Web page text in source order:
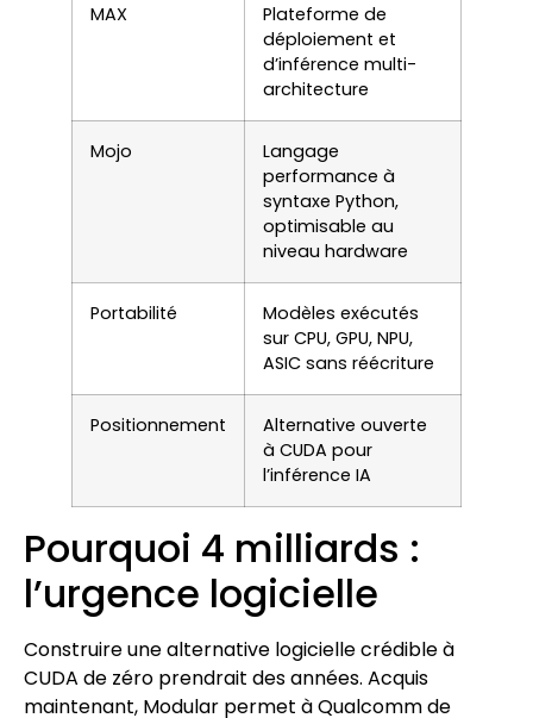
MAX
Plateforme de
déploiement et
d’inférence multi-
architecture
Mojo
Langage
performance à
syntaxe Python,
optimisable au
niveau hardware
Portabilité
Modèles exécutés
sur CPU, GPU, NPU,
ASIC sans réécriture
Positionnement
Alternative ouverte
à CUDA pour
l’inférence IA
Pourquoi 4 milliards :
l’urgence logicielle
Construire une alternative logicielle crédible à
CUDA de zéro prendrait des années. Acquis
maintenant, Modular permet à Qualcomm de